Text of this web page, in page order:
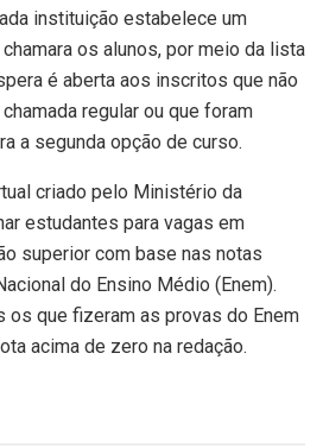
instituição estabelece um
os alunos, por meio da lista
é aberta aos inscritos que não
regular ou que foram
a segunda opção de curso.
criado pelo Ministério da
estudantes para vagas em
superior com base nas notas
do Ensino Médio (Enem).
os que fizeram as provas do Enem
acima de zero na redação.